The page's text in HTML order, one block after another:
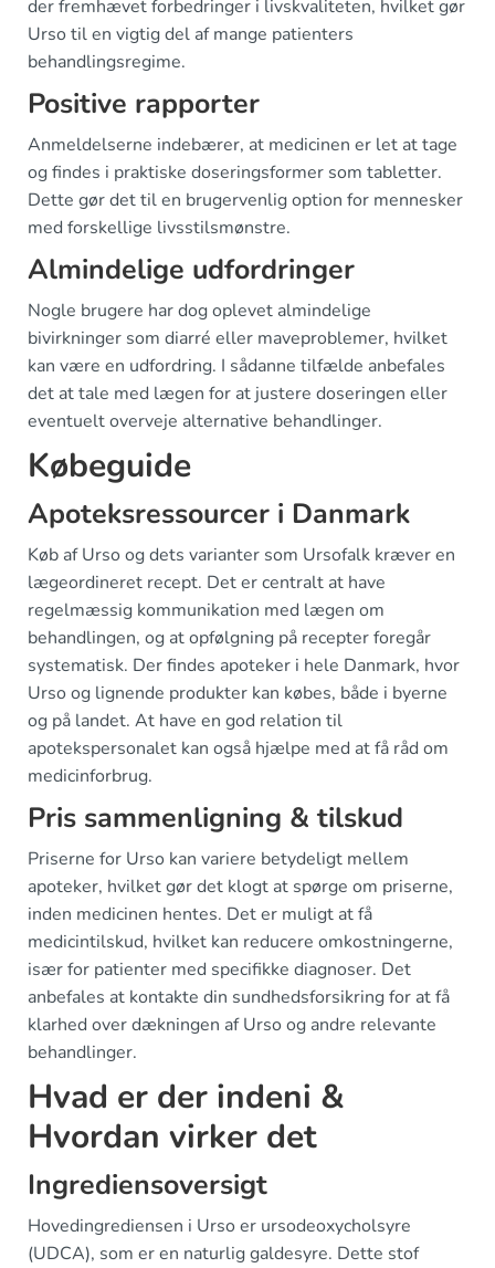
der fremhævet forbedringer i livskvaliteten, hvilket gør
Urso til en vigtig del af mange patienters
behandlingsregime.
Positive rapporter
Anmeldelserne indebærer, at medicinen er let at tage
og findes i praktiske doseringsformer som tabletter.
Dette gør det til en brugervenlig option for mennesker
med forskellige livsstilsmønstre.
Almindelige udfordringer
Nogle brugere har dog oplevet almindelige
bivirkninger som diarré eller maveproblemer, hvilket
kan være en udfordring. I sådanne tilfælde anbefales
det at tale med lægen for at justere doseringen eller
eventuelt overveje alternative behandlinger.
Købeguide
Apoteksressourcer i Danmark
Køb af Urso og dets varianter som Ursofalk kræver en
lægeordineret recept. Det er centralt at have
regelmæssig kommunikation med lægen om
behandlingen, og at opfølgning på recepter foregår
systematisk. Der findes apoteker i hele Danmark, hvor
Urso og lignende produkter kan købes, både i byerne
og på landet. At have en god relation til
apotekspersonalet kan også hjælpe med at få råd om
medicinforbrug.
Pris sammenligning & tilskud
Priserne for Urso kan variere betydeligt mellem
apoteker, hvilket gør det klogt at spørge om priserne,
inden medicinen hentes. Det er muligt at få
medicintilskud, hvilket kan reducere omkostningerne,
især for patienter med specifikke diagnoser. Det
anbefales at kontakte din sundhedsforsikring for at få
klarhed over dækningen af Urso og andre relevante
behandlinger.
Hvad er der indeni &
Hvordan virker det
Ingrediensoversigt
Hovedingrediensen i Urso er ursodeoxycholsyre
(UDCA), som er en naturlig galdesyre. Dette stof